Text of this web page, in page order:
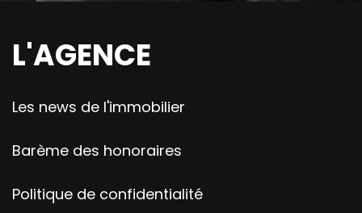
L'AGENCE
Les news de l'immobilier
Barème des honoraires
Politique de confidentialité